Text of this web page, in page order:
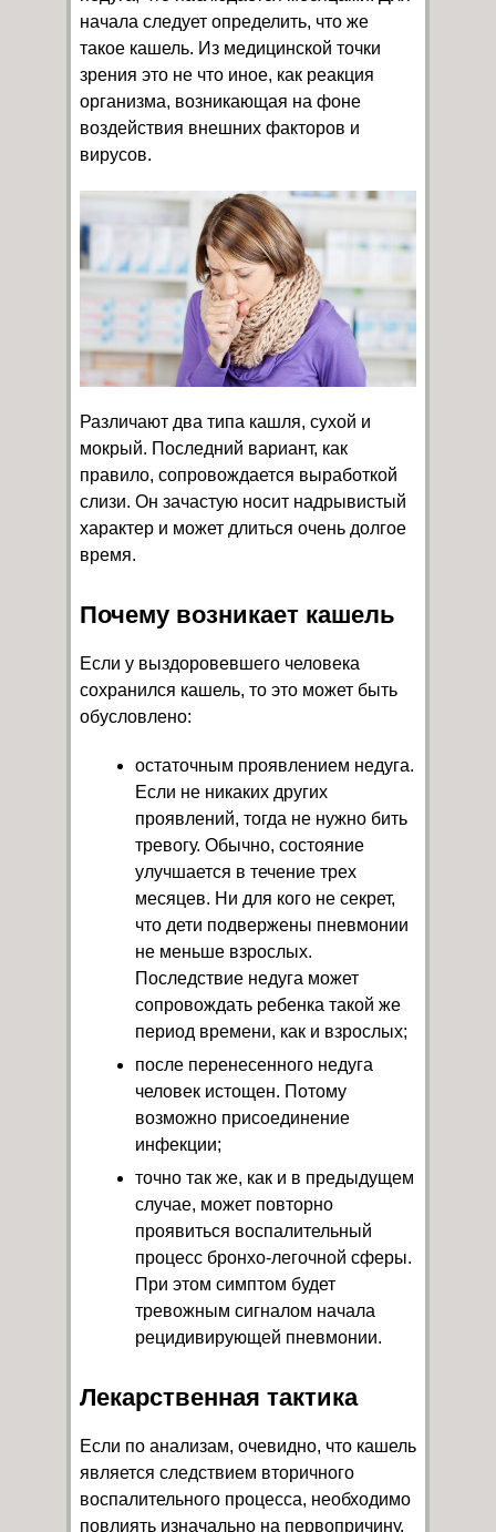
начала следует определить, что же
такое кашель. Из медицинской точки
зрения это не что иное, как реакция
организма, возникающая на фоне
воздействия внешних факторов и
вирусов.
Различают два типа кашля, сухой и
мокрый. Последний вариант, как
правило, сопровождается выработкой
слизи. Он зачастую носит надрывистый
характер и может длиться очень долгое
время.
Почему возникает кашель
Если у выздоровевшего человека
сохранился кашель, то это может быть
обусловлено:
остаточным проявлением недуга.
Если не никаких других
проявлений, тогда не нужно бить
тревогу. Обычно, состояние
улучшается в течение трех
месяцев. Ни для кого не секрет,
что дети подвержены пневмонии
не меньше взрослых.
Последствие недуга может
сопровождать ребенка такой же
период времени, как и взрослых;
после перенесенного недуга
человек истощен. Потому
возможно присоединение
инфекции;
точно так же, как и в предыдущем
случае, может повторно
проявиться воспалительный
процесс бронхо-легочной сферы.
При этом симптом будет
тревожным сигналом начала
рецидивирующей пневмонии.
Лекарственная тактика
Если по анализам, очевидно, что кашель
является следствием вторичного
воспалительного процесса, необходимо
повлиять изначально на первопричину.